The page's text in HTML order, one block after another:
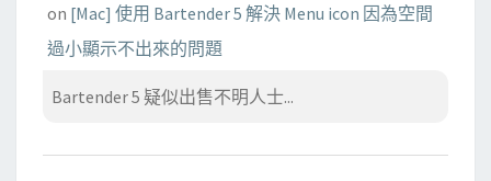
on [Mac] 使用 Bartender 5 解決 Menu icon 因為空間
過小顯示不出來的問題
Bartender 5 疑似出售不明人士...